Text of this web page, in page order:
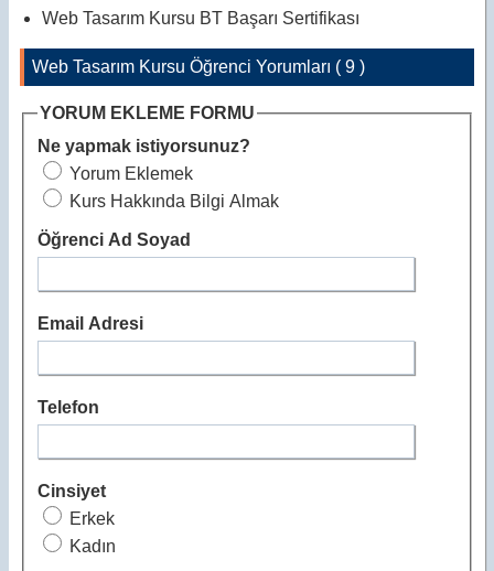
Web Tasarım Kursu BT Başarı Sertifikası
Web Tasarım Kursu Öğrenci Yorumları ( 9 )
YORUM EKLEME FORMU
Ne yapmak istiyorsunuz?
Yorum Eklemek
Kurs Hakkında Bilgi Almak
Öğrenci Ad Soyad
Email Adresi
Telefon
Cinsiyet
Erkek
Kadın